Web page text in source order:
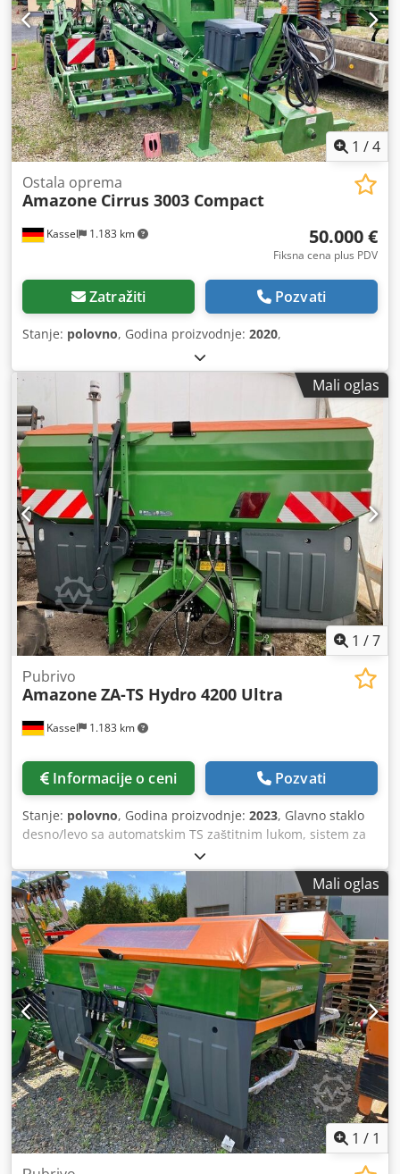
1 /4
Kassel 1.183 km
Ostala oprema
Amazone Cirrus 3003 Compact
50.000 €
Fiksna cena plus PDV
Zatražiti Pozvati
Stanje: polovno, Godina proizvodnje: 2020,
Mali oglas
1 /7
Kassel 1.183 km
Рubrivo
Amazone ZA-TS Hydro 4200 Ultra
Informacije o ceni Pozvati
Stanje: polovno, Godina proizvodnje: 2023, Glavno staklo
desno/levo sa automatskim TS zaštitnim lukom, sistem za
navođenje, zakretno, fabrički montirano. Senzor nagiba za
elektronski sistem za merenje težine / sistem za
podešavanje uvoda. Profis sistem za merenje težine,
ugrađeni delovi za osnovne uređaje ZA. LED zadnja rasveta,
manuelna. Cedpfst A Udgjx Aktjrf
Mali oglas
1 / 1